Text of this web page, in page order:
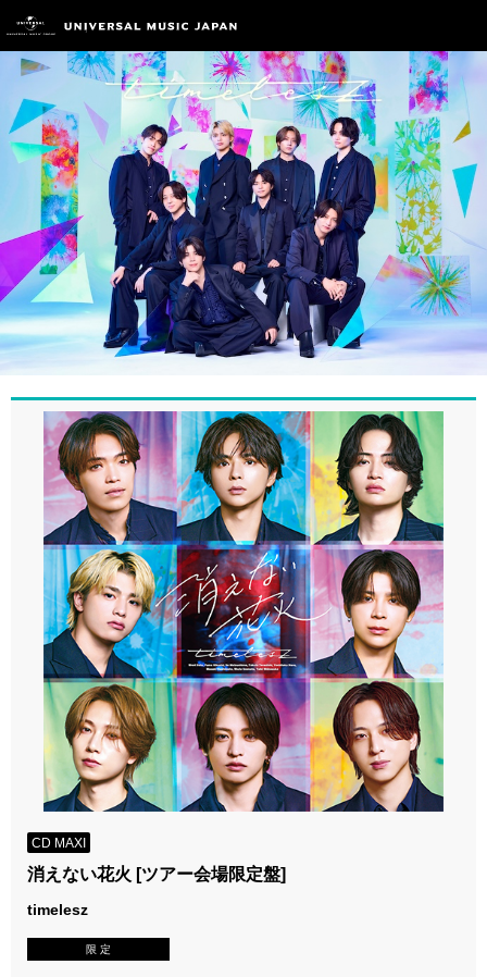
CD MAXI
消えない花火 [ツアー会場限定盤]
timelesz
限 定